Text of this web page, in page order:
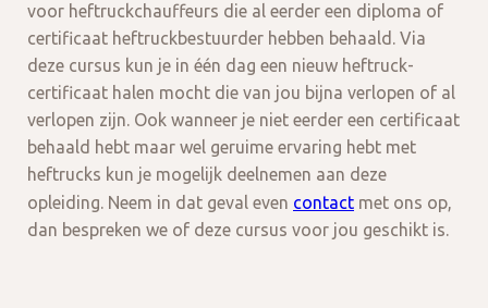
voor heftruckchauffeurs die al eerder een diploma of
certificaat heftruckbestuurder hebben behaald. Via
deze cursus kun je in één dag een nieuw heftruck-
certificaat halen mocht die van jou bijna verlopen of al
verlopen zijn. Ook wanneer je niet eerder een certificaat
behaald hebt maar wel geruime ervaring hebt met
heftrucks kun je mogelijk deelnemen aan deze
opleiding. Neem in dat geval even contact met ons op,
dan bespreken we of deze cursus voor jou geschikt is.